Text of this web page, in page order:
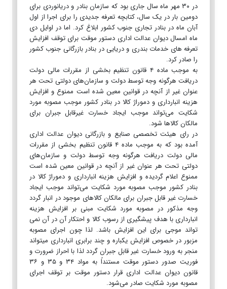
در ۳۰ مهر ماه سال جاری بود که سازمان بنادر و دریانوردی برای
دومین بار در یک سال، کتابچه تعرفه جدیدی را برای اجرا از اول
آبان ماه در بنادر تجاری جنوب کشور ابلاغ کرد. اما در اوایل دی
ماه امسال دیوان عدالت اداری دستور موقت برای توقف افزایش
تعرفه های خدمات بندری و دریایی در بنادر بازرگانی جنوب کشور
را صادر کرد.
به موجب ماده ۴ قانون تنظیم بخشی از مقررات مالی دولت
دریافت هرگونه وجه توسط دولت و سازمان‌های دولتی تحت هر
عنوان غیر از آنچه در قوانین معین شده است ممنوع و افزایش
هزینه انبارداری و دموراژ کالا در بنادر کشور موجب مصوبه مورد
شکایت می‌تواند موجب ایجاد خسارت غیرقابل جبران برای
مالکان کالاها شود.
در رای هیئت تخصصی صنایع و بازرگانی دیوان عدالت اداری
آمده بود که به موجب ماده ۴ قانون تنظیم بخشی از مقررات
مالی دولت دریافت هرگونه وجه توسط دولت و سازمان‌های
دولتی تحت هر عنوان غیر از آنچه در قوانین معین شده است
ممنوع اعلام گردیده و افزایش هزینه انبارداری و دموراژ کالا در
بنادر کشور موجب مصوبه مورد شکایت می‌تواند موجب ایجاد
خسارت غیر قابل جبران برای مالکان کالاهای موجود در انبار گردد
وجه مذکور در مصوبه مورد شکایت مبنی بر افزایش هزینه
انبارداری با هدف پیشگیری از رسوب کالا و احتکار آن در آن نمی
تواند موجی برای این افزایش باشد. لذا چون اجرای مصوبه
مزبور در خصوص افزایش یکباره و چند برابری انبارداری میتواند
منجر به ورود خسارت غیر قابل جبران گردد لذا با احراز ضرورت و
فوریت صدور دستور موقت مستنداً به مواد ۳۴ و ۳۵ و ۳۶
قانون دیوان عدالت اداری قرار دستور موقت بر توقف اجرای
مصوبه مورد شکایت صادر می‌شود.